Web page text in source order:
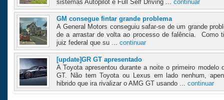
sistemas Autopilot e Full Self Driving ... continuar
GM consegue fintar grande problema
A General Motors conseguiu safar-se de um grande
de a arrastar de volta ao processo de falência. Como
juiz federal que su ... continuar
[update]GR GT apresentado
A Toyota apresentou durante a noite o primeiro modelo
GT. Não tem Toyota ou Lexus em lado nenhum,
hibrido que ira rivalizar o AMG GT usando ... continuar